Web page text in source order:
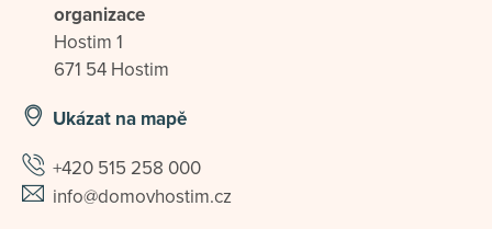
organizace
Hostim 1
671 54 Hostim
Ukázat na mapě
+420 515 258 000
info@domovhostim.cz